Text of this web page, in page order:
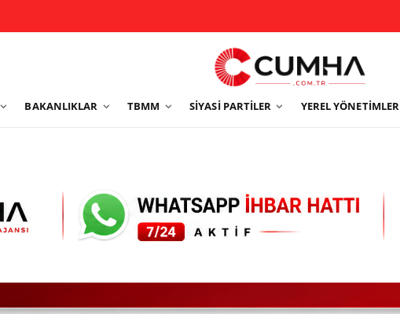
BAKANLIKLAR TBMM SIYASI PARTILER YEREL YÖNETIMLER